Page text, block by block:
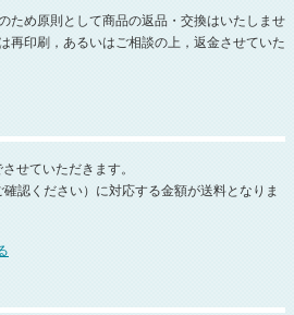
ため原則として商品の返品・交換はいたしませ
再印刷，あるいはご相談の上，返金させていた
せていただきます。
確認ください）に対応する金額が送料となりま